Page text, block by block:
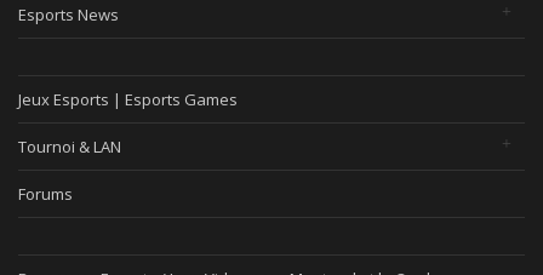
Esports News
Jeux Esports | Esports Games
Tournoi & LAN
Forums